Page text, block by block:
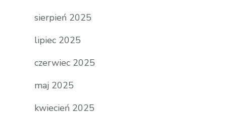
sierpień 2025
lipiec 2025
czerwiec 2025
maj 2025
kwiecień 2025